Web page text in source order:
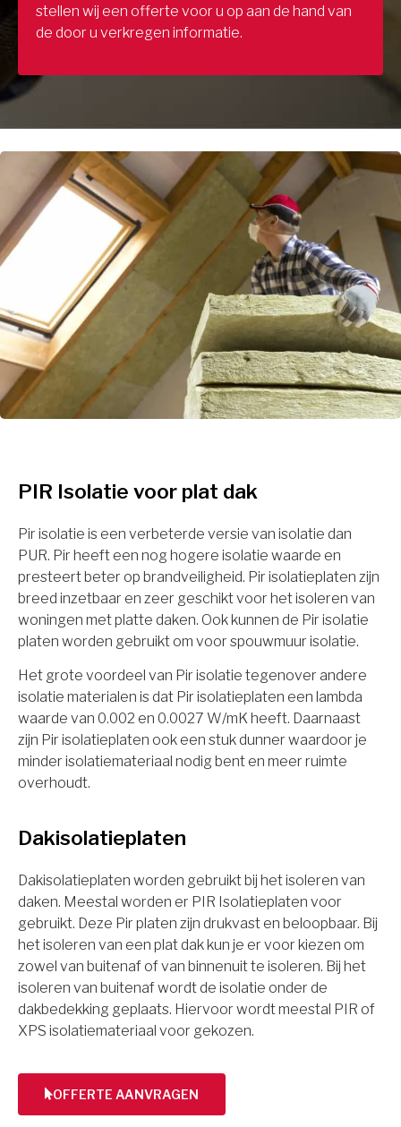
stellen wij een offerte voor u op aan de hand van
de door u verkregen informatie.
PIR Isolatie voor plat dak
Pir isolatie is een verbeterde versie van isolatie dan
PUR. Pir heeft een nog hogere isolatie waarde en
presteert beter op brandveiligheid. Pir isolatieplaten zijn
breed inzetbaar en zeer geschikt voor het isoleren van
woningen met platte daken. Ook kunnen de Pir isolatie
platen worden gebruikt om voor spouwmuur isolatie.
Het grote voordeel van Pir isolatie tegenover andere
isolatie materialen is dat Pir isolatieplaten een lambda
waarde van 0.002 en 0.0027 W/mK heeft. Daarnaast
zijn Pir isolatieplaten ook een stuk dunner waardoor je
minder isolatiemateriaal nodig bent en meer ruimte
overhoudt.
Dakisolatieplaten
Dakisolatieplaten worden gebruikt bij het isoleren van
daken. Meestal worden er PIR Isolatieplaten voor
gebruikt. Deze Pir platen zijn drukvast en beloopbaar. Bij
het isoleren van een plat dak kun je er voor kiezen om
zowel van buitenaf of van binnenuit te isoleren. Bij het
isoleren van buitenaf wordt de isolatie onder de
dakbedekking geplaats. Hiervoor wordt meestal PIR of
XPS isolatiemateriaal voor gekozen.
OFFERTE AANVRAGEN